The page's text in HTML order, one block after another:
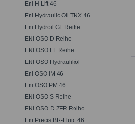
Eni H Lift 46
Eni Hydraulic Oil TNX 46
Eni Hydroil GF Reihe
ENI OSO D Reihe
ENI OSO FF Reihe
ENI OSO Hydrauliköl
Eni OSO IM 46
Eni OSO PM 46
ENI OSO S Reihe
ENI OSO-D ZFR Reihe
Eni Precis BR-Fluid 46